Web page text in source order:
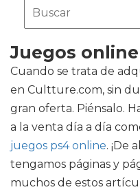
Juegos
Cuando se trata de
en Cultture.com, sin
gran oferta. Piénsalo.
a la venta día a día
juegos ps4 online. ¡De
tengamos páginas y
muchos de estos